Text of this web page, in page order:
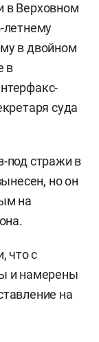
в Верховном
летнему
в двойном
в
суда
под стражи в
но он
на
что с
и намерены
на